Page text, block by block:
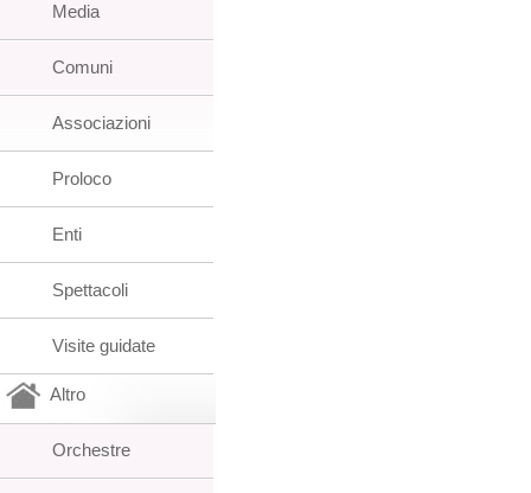
Media
Comuni
Associazioni
Proloco
Enti
Spettacoli
Visite guidate
Altro
Orchestre